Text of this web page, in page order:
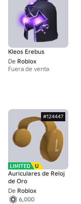
Kleos Erebus
De Roblox
Fuera de venta
#124447
Auriculares de Reloj
de Oro
De Roblox
6,000